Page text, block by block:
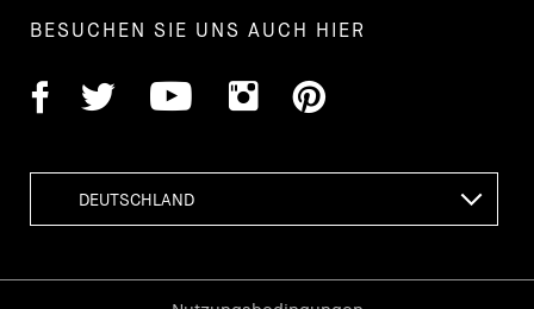
BESUCHEN SIE UNS AUCH HIER